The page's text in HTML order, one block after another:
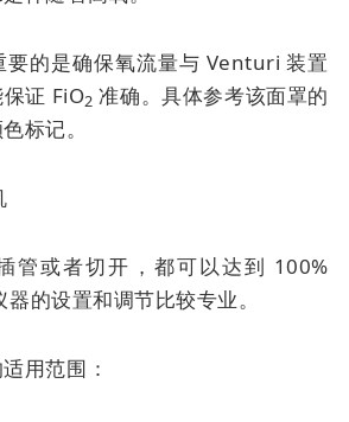
要的是确保氧流量与 Venturi 装置
证 FiO2 准确。具体参考该面罩的
标记。
管或者切开，都可以达到 100%
器的设置和调节比较专业。
用范围：